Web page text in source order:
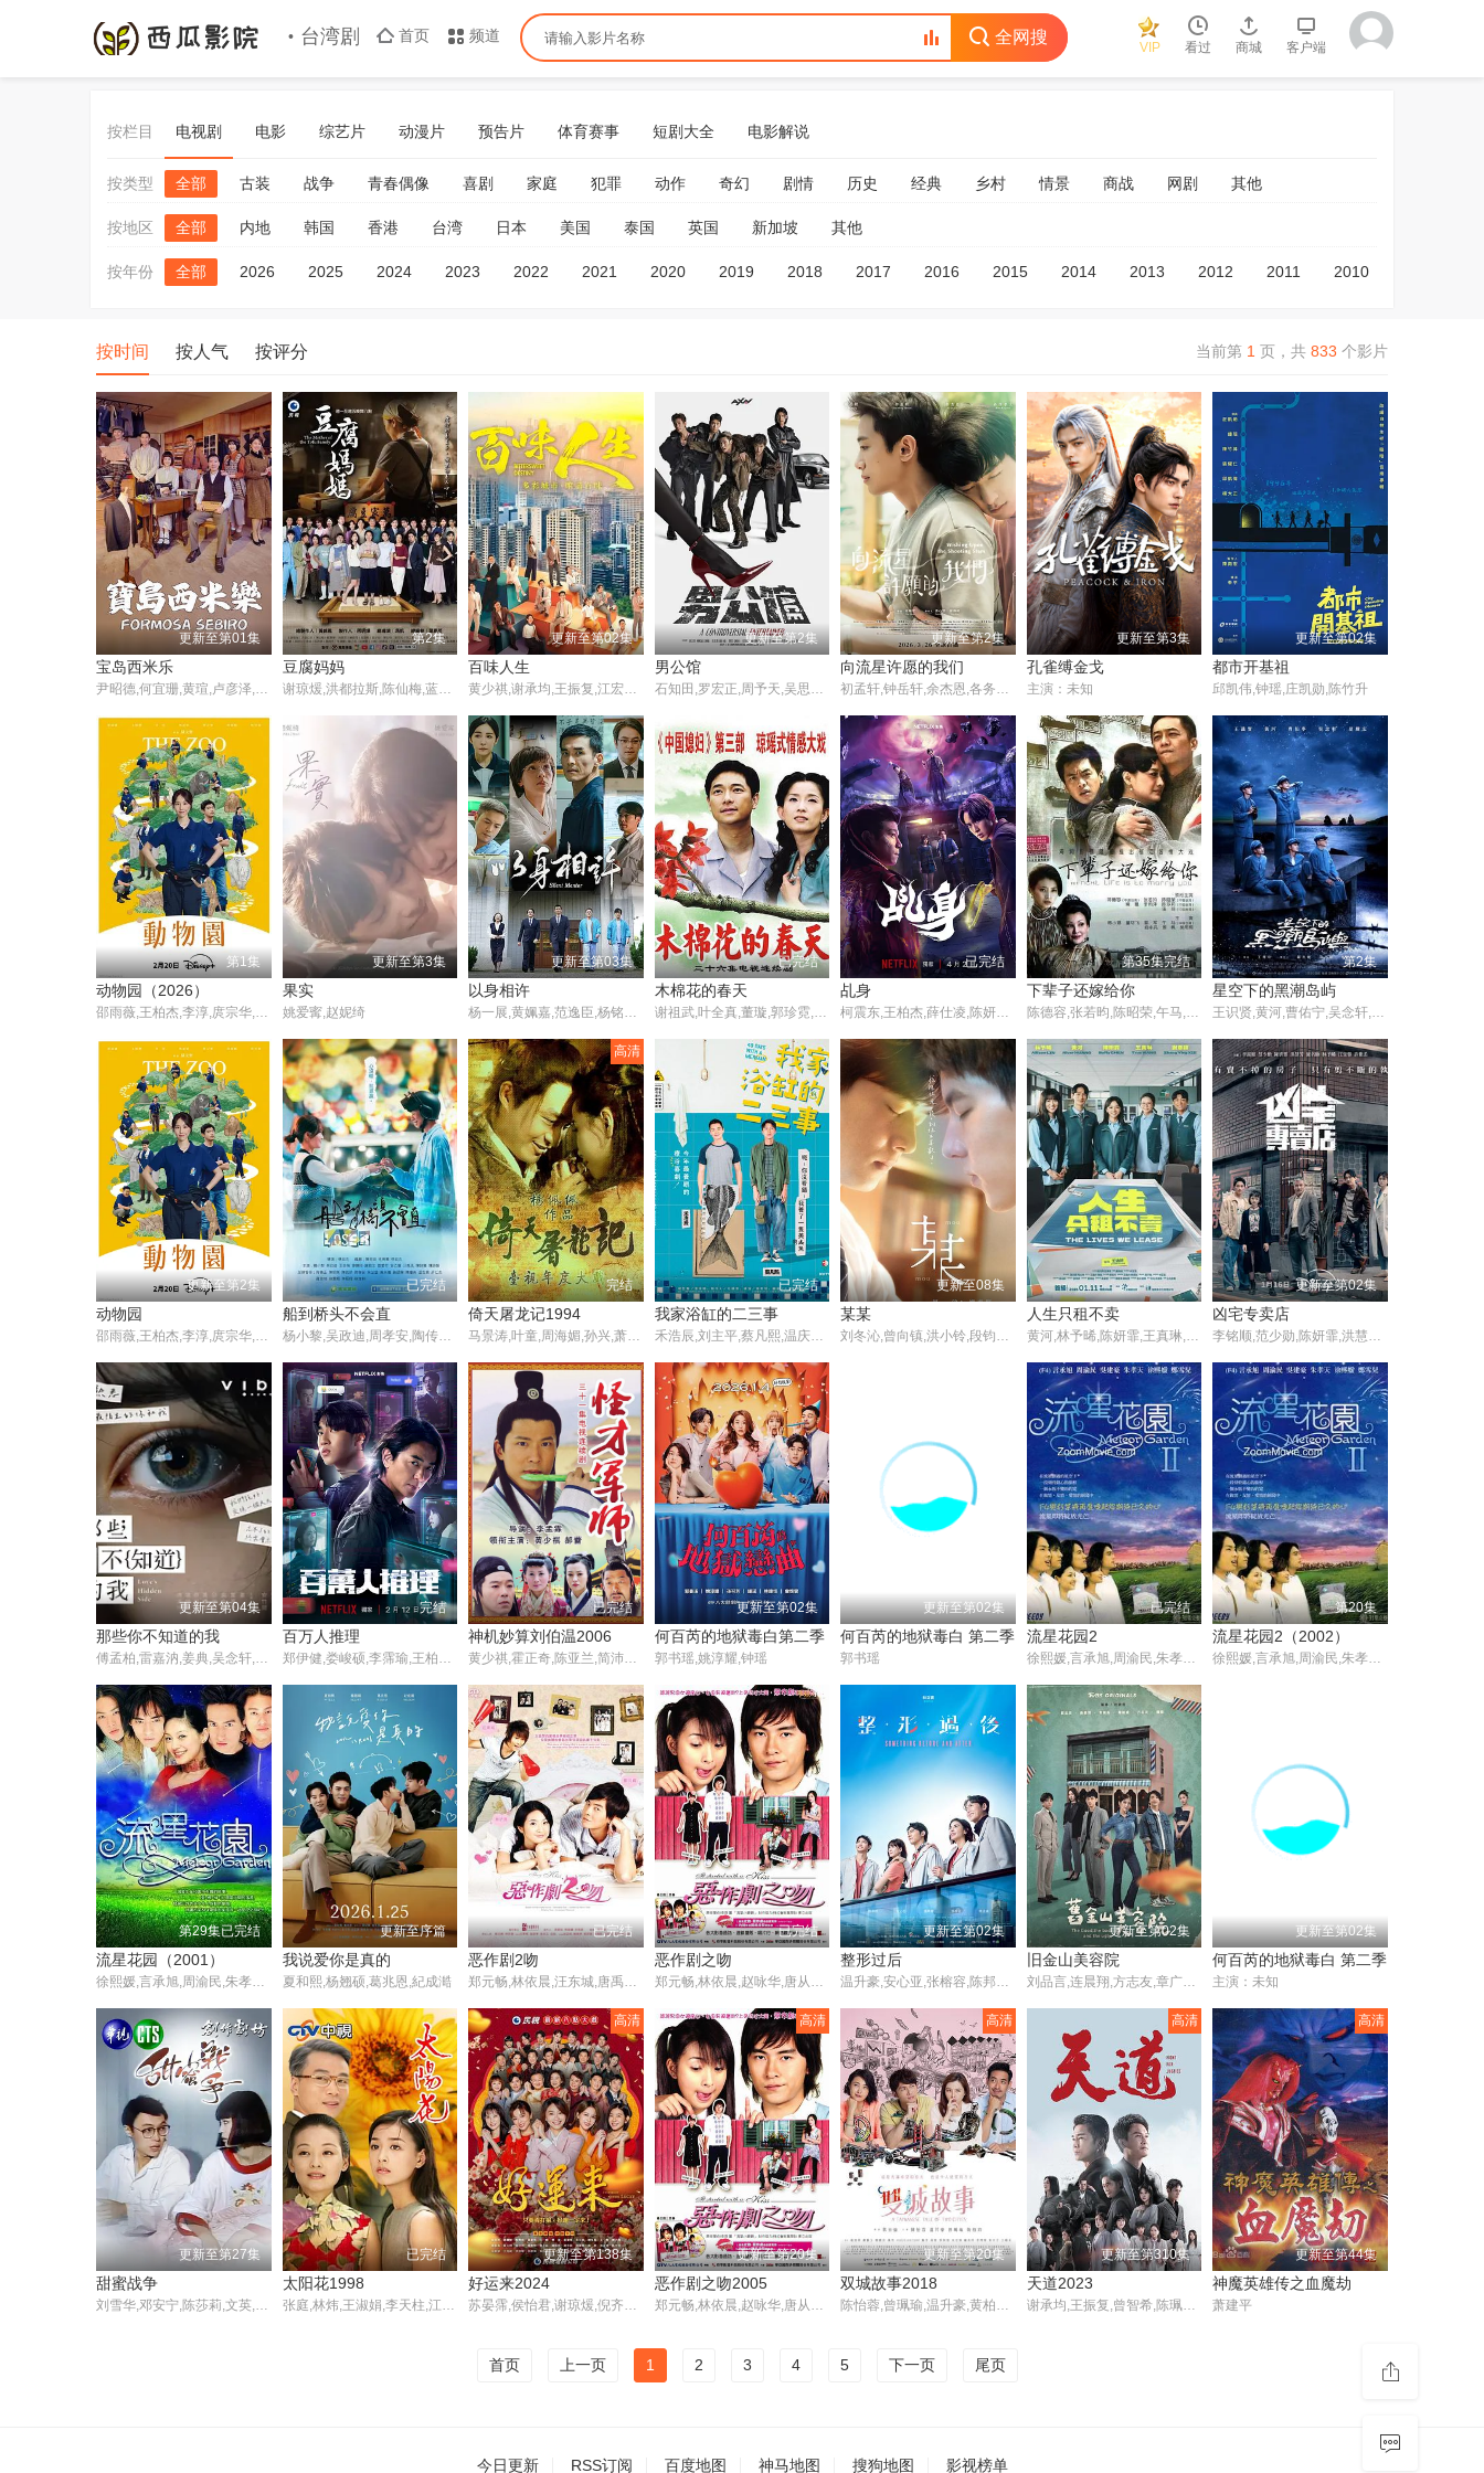
台湾剧 首页 频道 全网搜
VIP 看过 商城 客户端
按栏目 电视剧 电影 综艺片 动漫片 预告片 体育赛事 短剧大全 电影解说
按类型 全部 古装 战争 青春偶像 喜剧 家庭 犯罪 动作 奇幻 剧情 历史 经典 乡村 情景 商战 网剧 其他
按地区 全部 内地 韩国 香港 台湾 日本 美国 泰国 英国 新加坡 其他
按年份 全部 2026 2025 2024 2023 2022 2021 2020 2019 2018 2017 2016 2015 2014 2013 2012 2011 2010
按时间 按人气 按评分 当前第 1 页， 共 833 个影片
更新至第01集
宝岛西米乐
尹昭德,何宜珊,黄瑄,卢彦泽,陈文山,王盈凯,黄婕菲,蔡祥,马国贤,孙绽,陈婉婷,王丁筑,璟宣,许瀞蔆,张雁名,颜邦智,曹景俊,陈玹宇,李緻,洪淇,刘汉强,张育绮,逸祥,亮曦,王芮希,李祐诚,卢尚恩,李铭叡,黄隽智,张景闳,游安顺,杨子仪
第2集
豆腐妈妈
谢琼煖,洪都拉斯,陈仙梅,蓝苇华,苏晏霈,曾智希,曾子益,陈志强,郭忠祐,李之勤,潘奕如,范瑞君,王耿豪,吴铃山,张倩,李运庆,罗子惟,宫美乐,王晴,于浩威,马国毕,张世贤,徐千京,黄子玲,黄靖雅,李佩怡,吴政澔,黄尚禾,吴皓升
更新至第02集
百味人生
黄少祺,谢承均,王振复,江宏恩,陈珮骐,王乐妍,窦智孔,江国宾,岳虹,张琴,黄玉荣,德馨,星卉,刘晓忆,马幼兴,林佑星,陈小菁,苗真,林萱瑜,陈谦文‬,韩宜邦,李睿绅,邱子芯,游诗璟,周宜霈,赖郁庭,郭亚棠,刘书宏,陈素珍,刘汉强,王岳丰,黄圆元,王上豪,蔡力谦,王希华,安伯政,Charks
更新至第2集
男公馆
石知田,罗宏正,周予天,吴思贤,张立昂,陈奕,孙沁岳,李千娜,邱偲琹,李铭忠,徐谋俊,周晓涵,文威登,谢承均,林辉瑝,邵奕玫,赖琳恩,李国毅,王彩桦,任容萱,温升豪,何润东,柯叔元,黄尚禾,高英轩
更新至第2集
向流星许愿的我们
初孟轩,钟岳轩,余杰恩,各务孝太,李李仁,邱凯伟,曹兰,陳彥旭,郭大睿,方语昕,吴岳擎
更新至第3集
孔雀缚金戈
主演：未知
更新至第02集
都市开基祖
邱凯伟,钟瑶,庄凯勋,陈竹升
第1集
动物园（2026）
更新至第3集
果实
姚爱寗,赵妮绮
更新至第03集
以身相许
已完结
木棉花的春天
已完结
乩身
第35集完结
下辈子还嫁给你
第2集
星空下的黑潮岛屿
更新至第2集
动物园
已完结
船到桥头不会直
杨小黎,吴政迪,周孝安,陶传正,谢其文,莫爱芳,廖曉彤,安乙荞,陈诗雅,陳詩媛
完结
高清
倚天屠龙记1994
已完结
我家浴缸的二三事
禾浩辰,刘主平,蔡凡熙,温庆禹,张硕航,洪至贤,夏靖庭,汤志伟,柯叔元,陆明君,林美秀
更新至08集
某某 人生只租不卖
更新至第02集
凶宅专卖店
更新至第04集
那些你不知道的我
傅孟柏,雷嘉汭,姜典,吴念轩,项婕如,邱偲琹,蔡昌宪,黄礼丰
完结
百万人推理
郑伊健,娄峻硕,李霈瑜,王柏杰,李李仁,陈妍霏,项婕如,蔡凡熙,詹怀云,杨懿轩,程予希,曾文翰,洪千淑,高英轩,周明宇,林羿祯,江治纬,伍嘉纬,张永正
已完结
神机妙算刘伯温2006
黄少祺,霍正奇,陈亚兰,简沛恩,杨怀民
更新至第02集
何百芮的地狱毒白第二季
郭书瑶,姚淳耀,钟瑶
更新至第02集
何百芮的地狱毒白 第二季
郭书瑶
已完结
流星花园2
徐熙媛,言承旭,周渝民,朱孝天,吴建豪,郑雪儿
第20集
流星花园2（2002）
徐熙媛,言承旭,周渝民,朱孝天,吴建豪,郑雪儿
第29集已完结
流星花园（2001）
徐熙媛,言承旭,周渝民,朱孝天,吴建豪,杨丞琳,钱韦杉,许玮伦,钟汉良,蓝正龙,欧定兴,徐华凤,张若蓁,郑美黛,叶安婷,柯奂如,李杰圣,董至成,王月,甄秀珍,刘尔金,彭伟华,唐琪,林祖恩,庾澄庆
更新至序篇
我说爱你是真的
夏和熙,杨翘硕,葛兆恩,紀成澔
已完结
恶作剧2吻
郑元畅,林依晨,汪东城,唐禹哲,曾少宗,修杰楷
已完结
恶作剧之吻
郑元畅,林依晨,赵咏华,唐从圣,汪东城,许玮甯,张永正
更新至第02集
整形过后
温升豪,安心亚,张榕容,陈邦鋆,庞蕾馨,李廷镇,洪暐哲,邹承恩,潘仪君,郭子乾,刘瑞琪,曹兰,王渝萱,汤志伟,赵永馨,艾怡良,邱凯伟,胡玮杰,曾向镇,夏腾宏,张再兴,林育品,童毅军,黄珮琪
更新至第02集
旧金山美容院
刘品言,连晨翔,方志友,章广辰,杨铭威,陈孝萱,检场,房思瑜
更新至第02集
何百芮的地狱毒白 第二季
主演：未知
更新至第27集
甜蜜战争
刘雪华,邓安宁,陈莎莉,文英,焦恩俊,张倩,范鸿轩,汤志伟,李又麟,温若雯
已完结
太阳花1998
张庭,林炜,王淑娟,李天柱,江宏恩,王耀庆,席曼宁,梁家榕
更新至第138集
高清
好运来2024
苏晏霈,侯怡君,谢琼煖,倪齐民,龙天翔,陈慕义,高欣欣,高群,王灿,何豪杰,刘至翰,楚宣,杨庆煌,赖芊合,王瞳,米可白,傅子纯,曾子益,赖慧如,吴东谚,谢京颖,洪浩竣,吴钰萱,程雅晨
更新至第20集
高清
恶作剧之吻2005
郑元畅,林依晨,赵咏华,唐从圣,汪东城,许玮甯,张永正
更新至第20集
高清
双城故事2018
陈怡蓉,曾珮瑜,温升豪,黄柏钧,高莉·嘉兰,迈克尔·J·格温,罗美玲,约翰·洛巴托,龙劭华,万芳,杨丽音,严艺文
更新至第310集
高清
天道2023
谢承均,王振复,曾智希,陈珮骐,蔡东威,林萱瑜,苗可丽
更新至第44集
高清
神魔英雄传之血魔劫
萧建平
首页 上一页 1 2 3 4 5 下一页 尾页
今日更新 RSS订阅 百度地图 神马地图 搜狗地图 影视榜单